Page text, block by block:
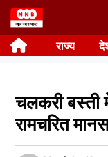
Skip
to
content राज्य
चलकरी बस्ती
रामचरित